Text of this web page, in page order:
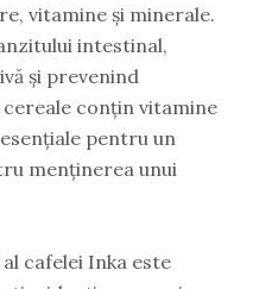
vitamine și minerale.
intestinal,
și prevenind
conțin vitamine
pentru un
menținerea unui
cafelei Inka este